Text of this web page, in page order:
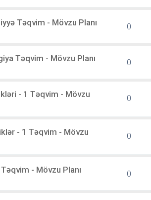
Təqvim - Mövzu Planı 0
Təqvim - Mövzu Planı 0
- 1 Təqvim - Mövzu
0
- 1 Təqvim - Mövzu
0
- Mövzu Planı 0